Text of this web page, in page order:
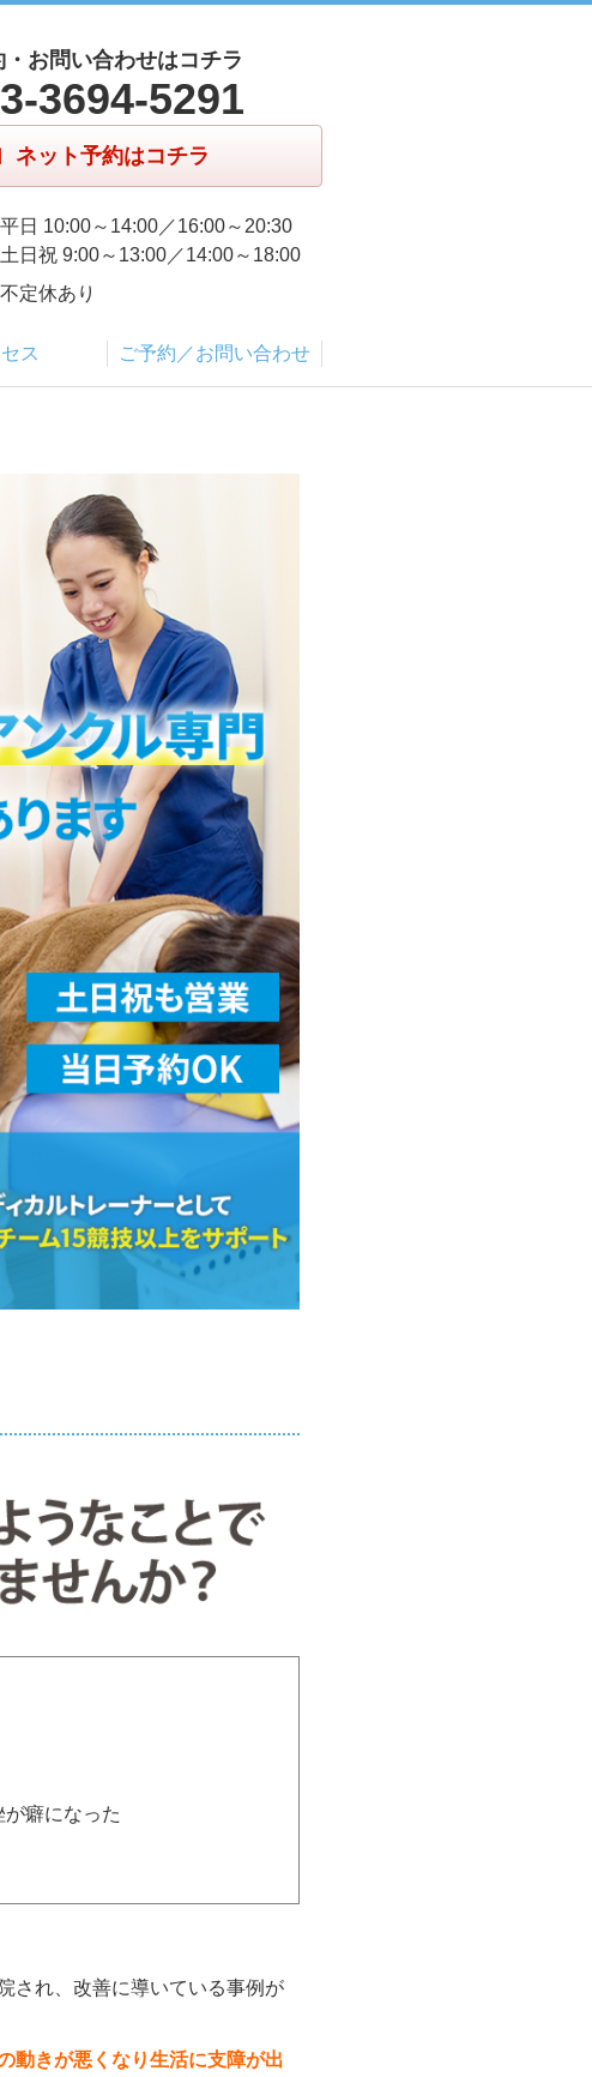
・お問い合わせはコチラ
3694-5291
ネット予約はコチラ
平日 10:00～14:00／16:00～20:30
土日祝 9:00～13:00／14:00～18:00
不定休あり
ス ご予約／お問い合わせ
癖になった
され、改善に導いている事例が
動きが悪くなり生活に支障が出